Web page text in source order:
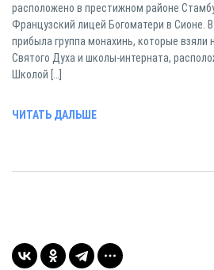
расположено в престижном районе
Французский лицей Богоматери в Сионе.
прибыла группа монахинь, которые
Святого Духа и школы-интерната,
Школой […]
ЧИТАТЬ ДАЛЬШЕ